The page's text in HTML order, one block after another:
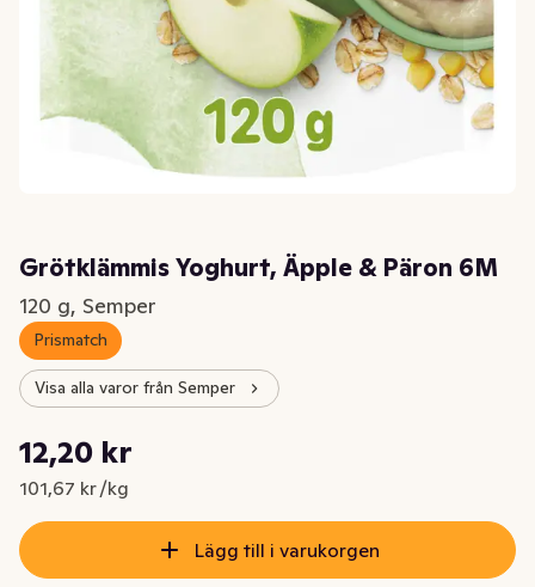
Grötklämmis Yoghurt, Äpple & Päron 6M
120 g, Semper
Prismatch
Visa alla varor från Semper
Nuvarande pris är: 12,20 kr
12,20 kr
101,67 kr /kg
Styckpris: 101,67 kr /kg
Lägg till i varukorgen